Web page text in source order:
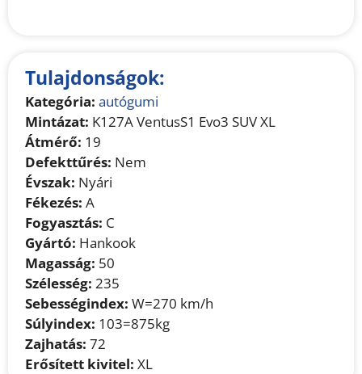
Tulajdonságok:
Kategória: autógumi
Mintázat: K127A VentusS1 Evo3 SUV XL
Átmérő: 19
Defekttűrés: Nem
Évszak: Nyári
Fékezés: A
Fogyasztás: C
Gyártó: Hankook
Magasság: 50
Szélesség: 235
Sebességindex: W=270 km/h
Súlyindex: 103=875kg
Zajhatás: 72
Erősített kivitel: XL